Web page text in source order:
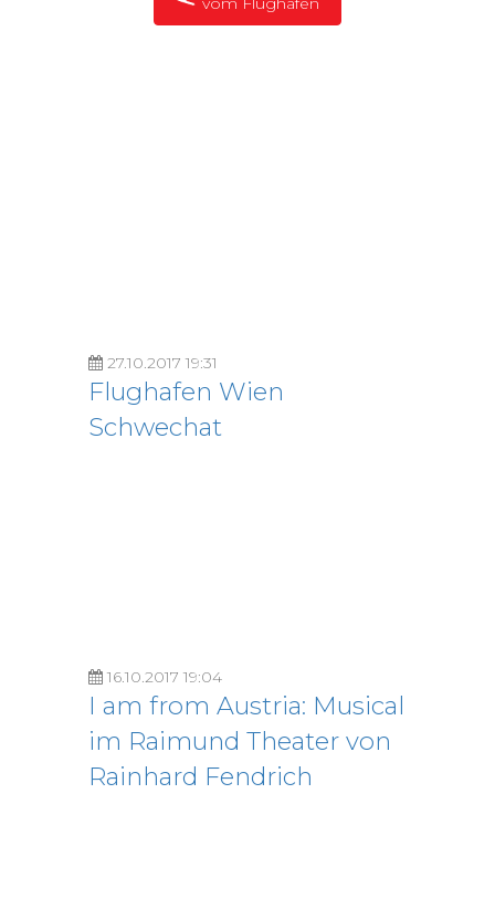
27.10.2017 19:31
Flughafen Wien
Schwechat
16.10.2017 19:04
I am from Austria: Musical
im Raimund Theater von
Rainhard Fendrich